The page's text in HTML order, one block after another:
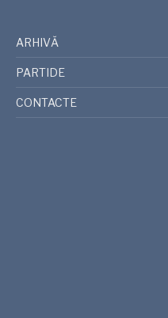
ARHIVĂ
PARTIDE
CONTACTE